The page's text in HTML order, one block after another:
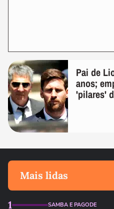
Pai de
anos;
'pilares'
Mais lidas
1 SAMBA E PAGODE